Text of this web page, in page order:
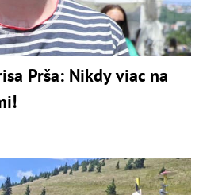
Prša: Nikdy viac na